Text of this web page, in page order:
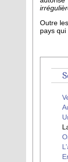
Outre
pays qui